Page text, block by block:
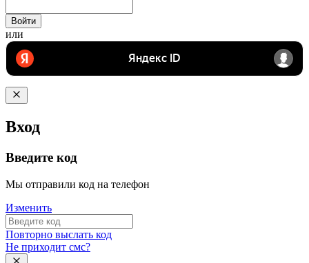
Войти
или
Вход
Введите код
Мы отправили код на телефон
Изменить
Повторно выслать код
Не приходит смс?